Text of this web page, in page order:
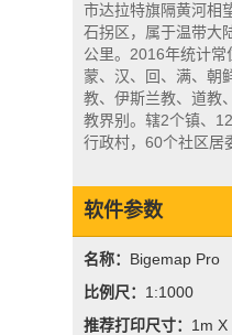
市达拉特旗隔黄河相
石拐区，属于温带大
公里。2016年统计
蒙、汉、回、满、朝
教、伊斯兰教、道教
教界别。辖2个镇、
行政村，60个社区居
软件参数
名称： Bigemap Pro
比例尺： 1:1000
推荐打印尺寸： 1m X